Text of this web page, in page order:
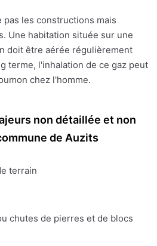
pas les constructions mais
Une habitation située sur une
doit être aérée régulièrement
terme, l'inhalation de ce gaz peut
chez l'homme.
non détaillée et non
de Auzits
terrain
chutes de pierres et de blocs